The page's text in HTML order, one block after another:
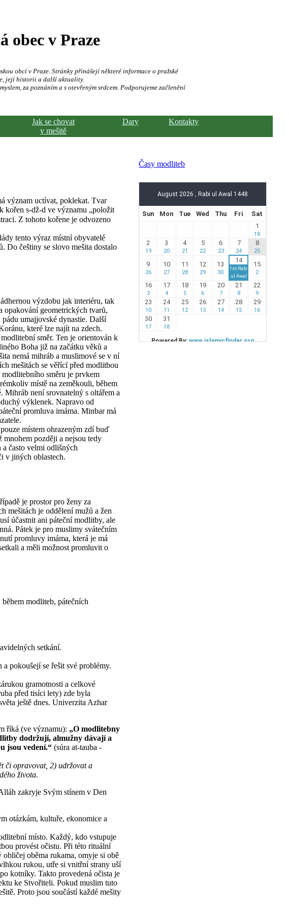
obec v Praze
obcí v Praze. Stránky přinášejí některé informace o pražské
její historii a další aktuality.
za poznáním a s otevřeným srdcem. Podporujeme začlenění
Jak se chovat
v mešitě
Dary Kontakty
kořen s-dž-d ve významu „položit
tento výraz místní obyvatelé
Do češtiny se slovo mešita dostalo
výzdobu jak interiéru, tak
opakování geometrických tvarů,
umajjovské dynastie. Další
které lze najít na zdech.
směr. Ten je orientován k
Boha již na začátku věků a
nemá mihráb a muslimové se v ní
mešitách se věřící před modlitbou
směru je prvkem
místě na zeměkouli, během
Mihráb není srovnatelný s oltářem a
výklenek. Napravo od
promluva imáma. Minbar má
místem ohrazeným zdí buď
mnohem později a nejsou tedy
a často velmi odlišných
v jiných oblastech.
je prostor pro ženy za
mešitách je oddělení mužů a žen
účastnit ani páteční modlitby, ale
Pátek je pro muslimy svátečním
promluvy imáma, která je má
a měli možnost promluvit o
modliteb, pátečních
setkání.
pokoušejí se řešit své problémy.
gramotnosti a celkové
před tisíci lety) zde byla
ještě dnes. Univerzita Azhar
říká (ve významu): „O modlitebny
dodržují, almužny dávají a
jsou vedení.“(súra at-tauba -
či opravovat, 2) udržovat a
života.
zakryje Svým stínem v Den
otázkám, kultuře, ekonomice a
místo. Každý, kdo vstupuje
provést očistu. Při této rituální
oběma rukama, omyje si obě
rukou, utře si vnitřní strany uší
kotníky. Takto provedená očista je
ke Stvořiteli. Pokud muslim tuto
Proto jsou součástí každé mešity
Časy modliteb